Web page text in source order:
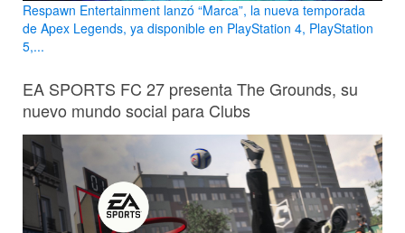
Respawn Entertainment lanzó “Marca”, la nueva temporada
de Apex Legends, ya disponible en PlayStation 4, PlayStation
5,...
EA SPORTS FC 27 presenta The Grounds, su
nuevo mundo social para Clubs